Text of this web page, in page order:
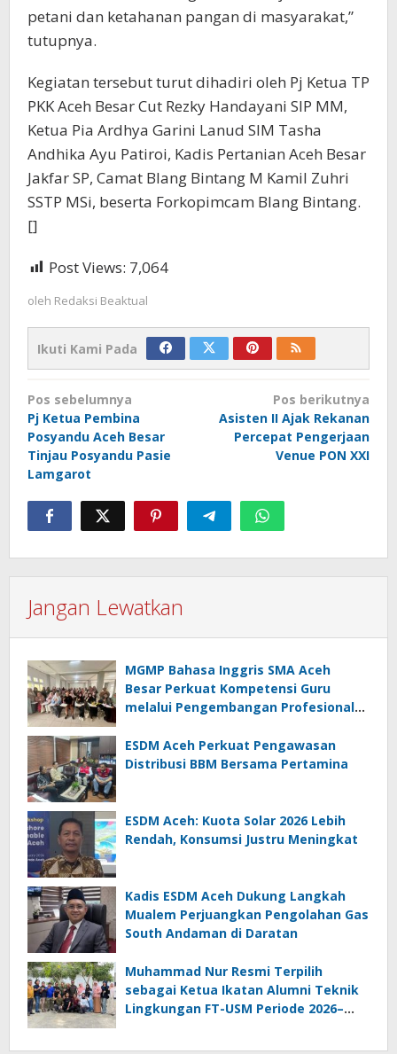
petani dan ketahanan pangan di masyarakat,”
tutupnya.
Kegiatan tersebut turut dihadiri oleh Pj Ketua TP
PKK Aceh Besar Cut Rezky Handayani SIP MM,
Ketua Pia Ardhya Garini Lanud SIM Tasha
Andhika Ayu Patiroi, Kadis Pertanian Aceh Besar
Jakfar SP, Camat Blang Bintang M Kamil Zuhri
SSTP MSi, beserta Forkopimcam Blang Bintang.
[]
Post Views: 7,064
oleh Redaksi Beaktual
Ikuti Kami Pada
Navigasi
pos
Pos sebelumnya
Pj Ketua Pembina
Posyandu Aceh Besar
Tinjau Posyandu Pasie
Lamgarot
Pos berikutnya
Asisten II Ajak Rekanan
Percepat Pengerjaan
Venue PON XXI
Jangan Lewatkan
MGMP Bahasa Inggris SMA Aceh
Besar Perkuat Kompetensi Guru
melalui Pengembangan Profesional
ESDM Aceh Perkuat Pengawasan
Distribusi BBM Bersama Pertamina
ESDM Aceh: Kuota Solar 2026 Lebih
Rendah, Konsumsi Justru Meningkat
Kadis ESDM Aceh Dukung Langkah
Mualem Perjuangkan Pengolahan Gas
South Andaman di Daratan
Muhammad Nur Resmi Terpilih
sebagai Ketua Ikatan Alumni Teknik
Lingkungan FT-USM Periode 2026–